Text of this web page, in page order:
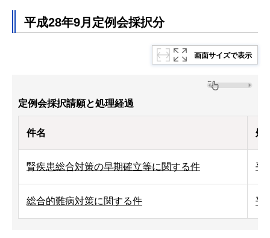
平成28年9月定例会採択分
画面サイズで表示
定例会採択請願と処理経過
件名 処
腎疾患総合対策の早期確立等に関する件 平
総合的難病対策に関する件 平